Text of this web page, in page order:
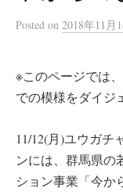
Posted on 2018年11月
※このページでは
での模様をダイジ
11/12(月)ユウガチ
ンには、群馬県の
ション事業「今か